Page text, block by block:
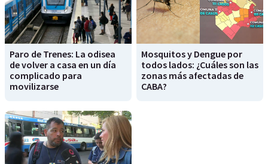
Paro de Trenes: La odisea
de volver a casa en un día
complicado para
movilizarse
Mosquitos y Dengue por
todos lados: ¿Cuáles son las
zonas más afectadas de
CABA?